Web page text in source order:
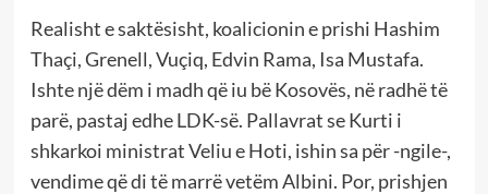
Realisht e saktësisht, koalicionin e prishi Hashim
Thaçi, Grenell, Vuçiq, Edvin Rama, Isa Mustafa.
Ishte një dëm i madh që iu bë Kosovës, në radhë të
parë, pastaj edhe LDK-së. Pallavrat se Kurti i
shkarkoi ministrat Veliu e Hoti, ishin sa për -ngile-,
vendime që di të marrë vetëm Albini. Por, prishjen